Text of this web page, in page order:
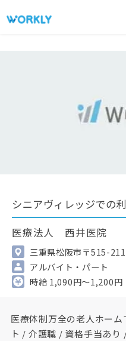
シニアヴィレッジでの
医療法人 西井医院
三重県松阪市〒515-
アルバイト・パート
時給 1,090円～1,200円
医療体制万全の老人ホー
ト / 介護職 / 資格手当あり